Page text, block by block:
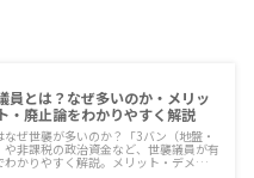
員とは？なぜ多いのか・メリッ
・廃止論をわかりやすく解説
ぜ世襲が多いのか？「3バン（地盤・
非課税の政治資金など、世襲議員が有
かりやすく解説。メリット・デメリッ